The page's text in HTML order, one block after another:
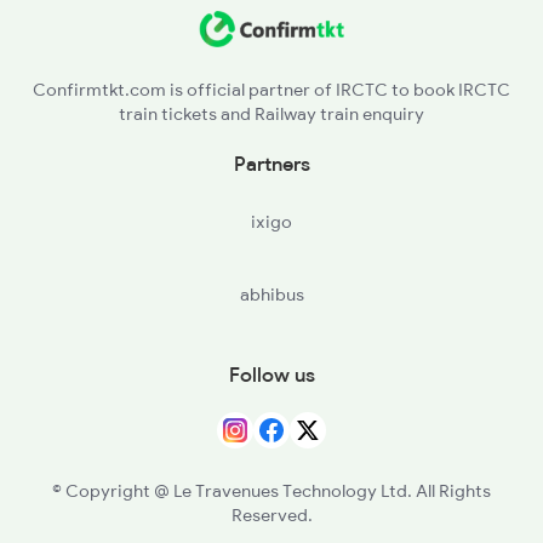
22157 Seat Availability
Confirmtkt.com is official partner of IRCTC to book IRCTC
train tickets and Railway train enquiry
Partners
ixigo
abhibus
Follow us
© Copyright @ Le Travenues Technology Ltd. All Rights
Reserved.